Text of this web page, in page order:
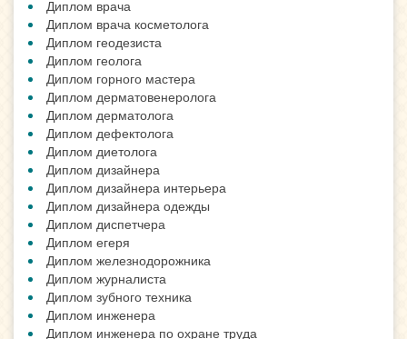
Диплом врача
Диплом врача косметолога
Диплом геодезиста
Диплом геолога
Диплом горного мастера
Диплом дерматовенеролога
Диплом дерматолога
Диплом дефектолога
Диплом диетолога
Диплом дизайнера
Диплом дизайнера интерьера
Диплом дизайнера одежды
Диплом диспетчера
Диплом егеря
Диплом железнодорожника
Диплом журналиста
Диплом зубного техника
Диплом инженера
Диплом инженера по охране труда